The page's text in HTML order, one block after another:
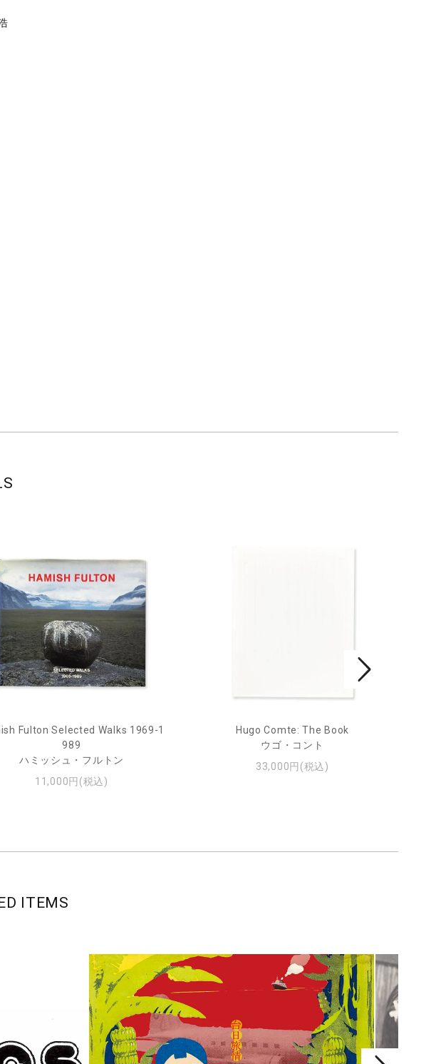
Fulton Selected Walks 1969-1
989
ハミッシュ・フルトン
11,000円(税込)
Hugo Comte: The Book
ウゴ・コント
33,000円(税込)
ITEMS